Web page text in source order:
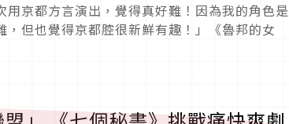
京都方言演出，覺得真好難！因為我的角色是
但也覺得京都腔很新鮮有趣！」《魯邦的女